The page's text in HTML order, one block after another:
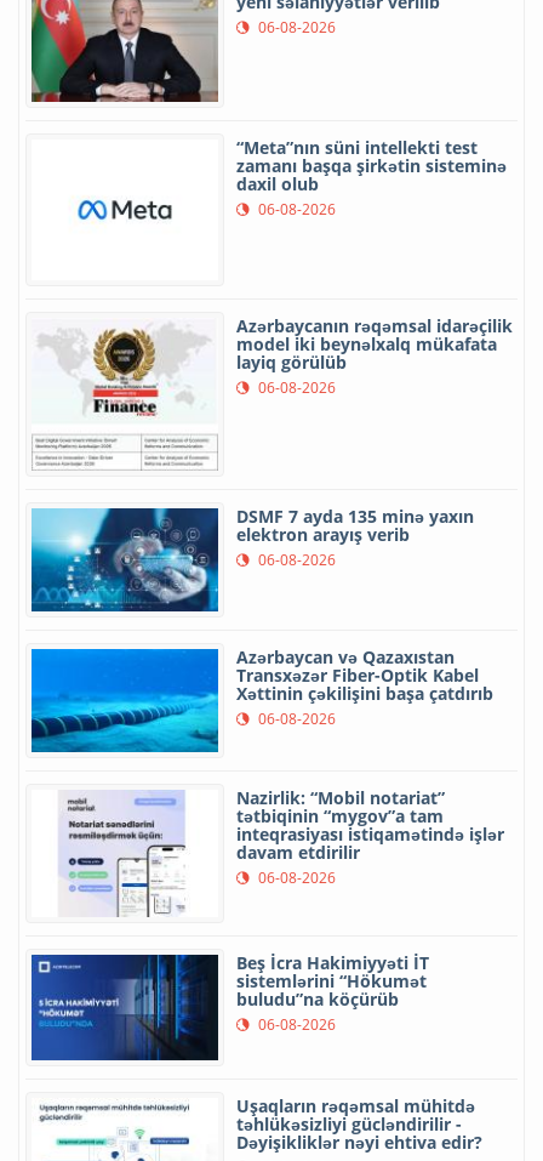
06-08-2026
“Meta”nın süni intellekti test
zamanı başqa şirkətin sisteminə
daxil olub
06-08-2026
Azərbaycanın rəqəmsal idarəçilik
model iki beynəlxalq mükafata
layiq görülüb
06-08-2026
DSMF 7 ayda 135 minə yaxın
elektron arayış verib
06-08-2026
Azərbaycan və Qazaxıstan
Transxəzər Fiber-Optik Kabel
Xəttinin çəkilişini başa çatdırıb
06-08-2026
Nazirlik: “Mobil notariat”
tətbiqinin “mygov”a tam
inteqrasiyası istiqamətində işlər
davam etdirilir
06-08-2026
Beş İcra Hakimiyyəti İT
sistemlərini “Hökumət
buludu”na köçürüb
06-08-2026
Uşaqların rəqəmsal mühitdə
təhlükəsizliyi gücləndirilir -
Dəyişikliklər nəyi ehtiva edir?